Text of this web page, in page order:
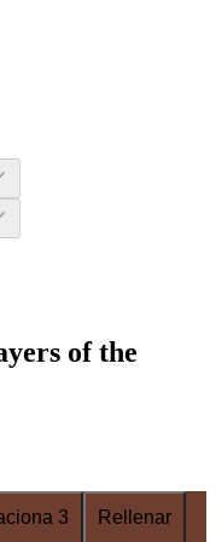
of the
3 Rellenar